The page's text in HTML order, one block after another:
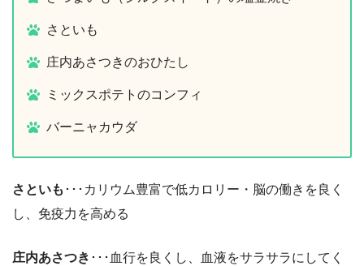
さといも
庄内あさつきのおひたし
ミックスポテトのコンフィ
バーニャカウダ
さといも ･･･カリウム豊富で低カロリー・脳の働きを良く
し、免疫力を高める
庄内あさつき ･･･血行を良くし、血液をサラサラにしてく